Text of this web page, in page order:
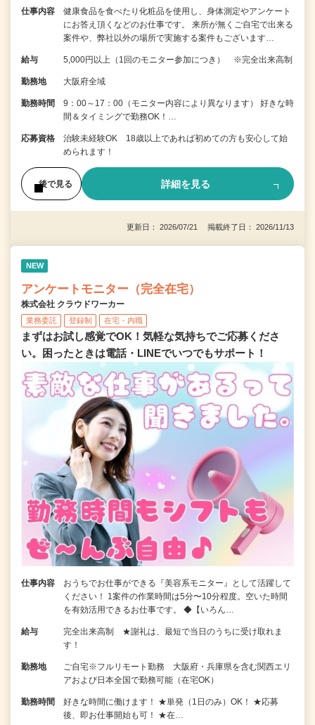
仕事内容
健康食品を食べたり化粧品を使用し、身体測定やアンケート
にお答え頂くなどのお仕事です。 来所が無くご自宅で出来る
案件や、弊社以外の場所で実施する案件もございます…
給与 5,000円以上（1回のモニター参加につき） ※完全出来高制
勤務地 大阪府全域
勤務時間
9：00～17：00（モニター内容により異なります） 好きな時
間＆タイミングで勤務OK！…
応募資格
治験未経験OK 18歳以上であれば初めての方も安心して始
められます！
後で見る 詳細を見る
更新日： 2026/07/21 掲載終了日： 2026/11/13
NEW
アンケートモニター（完全在宅）
株式会社 クラウドワーカー
業務委託 登録制 在宅・内職
まずはお試し感覚でOK！気軽な気持ちでご応募くださ
い。困ったときは電話・LINEでいつでもサポート！
仕事内容
おうちでお仕事ができる『美容系モニター』として活躍して
ください！ 1案件の作業時間は5分〜10分程度。空いた時間
を有効活用できるお仕事です。 ◆【いろん…
給与
完全出来高制 ★謝礼は、最短で当日のうちに受け取れま
す！
勤務地
ご自宅※フルリモート勤務 大阪府・兵庫県を含む関西エリ
アおよび日本全国で勤務可能（在宅OK）
勤務時間
好きな時間に働けます！ ★単発（1日のみ）OK！ ★応募
後、即お仕事開始も可！ ★在…